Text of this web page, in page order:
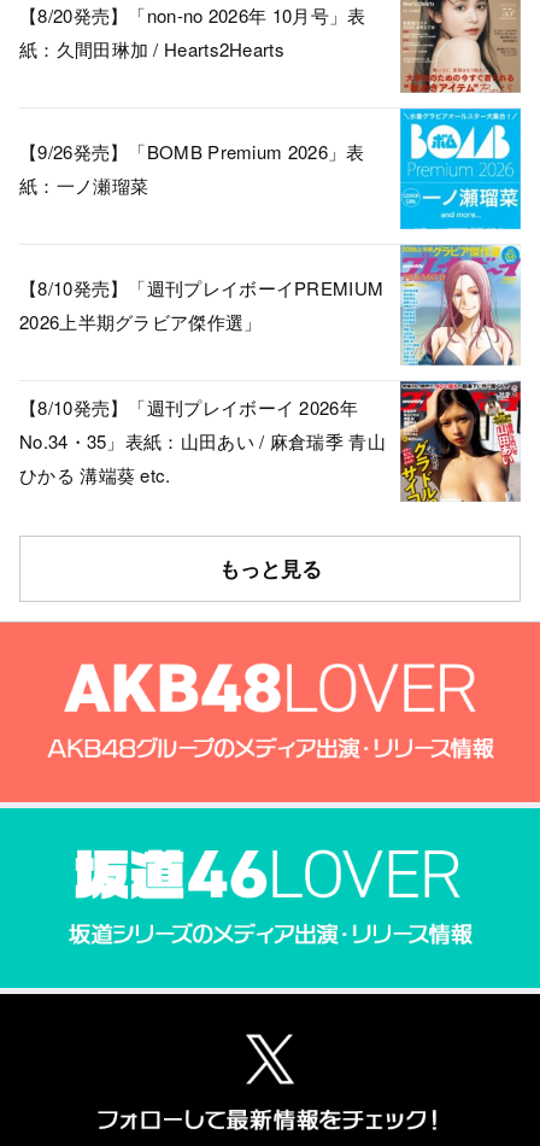
【8/20発売】「non-no 2026年 10月号」表
紙：久間田琳加 / Hearts2Hearts
【9/26発売】「BOMB Premium 2026」表
紙：一ノ瀬瑠菜
【8/10発売】「週刊プレイボーイPREMIUM
2026上半期グラビア傑作選」
【8/10発売】「週刊プレイボーイ 2026年
No.34・35」表紙：山田あい / 麻倉瑞季 青山
ひかる 溝端葵 etc.
もっと見る